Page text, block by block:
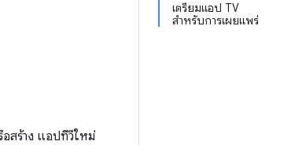
เตรียมแอป TV
สำหรับการเผยแพร่
สร้าง แอปทีวีใหม่